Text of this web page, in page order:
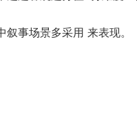
叙事场景多采用 来表现。